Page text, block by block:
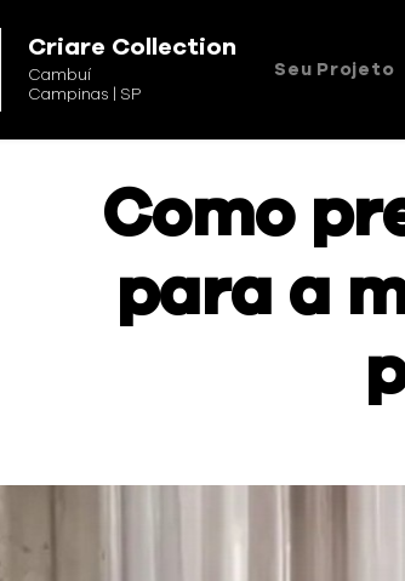
Criare
Criare Collection
Cambuí
Campinas | SP
Seu Projeto
Como
para a